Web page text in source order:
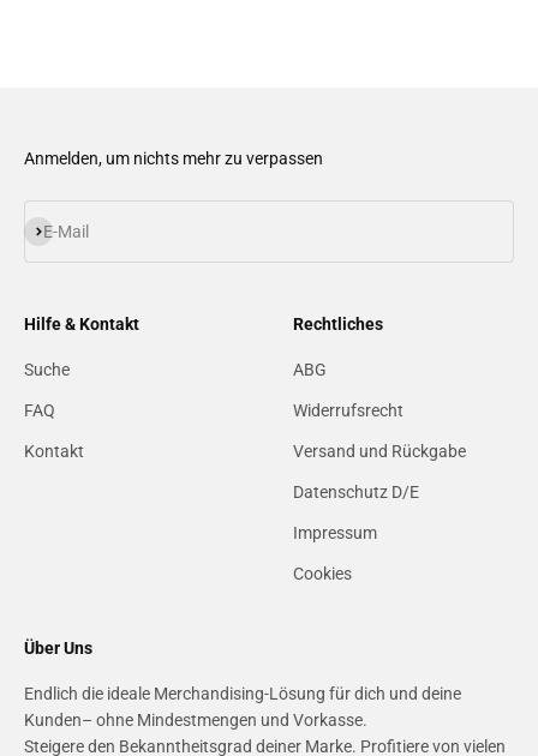
Anmelden, um nichts mehr zu verpassen
E-Mail
Abonnieren
Hilfe & Kontakt
Suche
FAQ
Kontakt
Rechtliches
ABG
Widerrufsrecht
Versand und Rückgabe
Datenschutz D/E
Impressum
Cookies
Über Uns
Endlich die ideale Merchandising-Lösung für dich und deine
Kunden– ohne Mindestmengen und Vorkasse.
Steigere den Bekanntheitsgrad deiner Marke. Profitiere von vielen